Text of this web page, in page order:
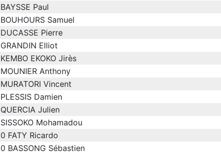
BAYSSE Paul
BOUHOURS Samuel
DUCASSE Pierre
GRANDIN Elliot
KEMBO EKOKO Jirès
MOUNIER Anthony
MURATORI Vincent
PLESSIS Damien
QUERCIA Julien
SISSOKO Mohamadou
0 FATY Ricardo
0 BASSONG Sébastien